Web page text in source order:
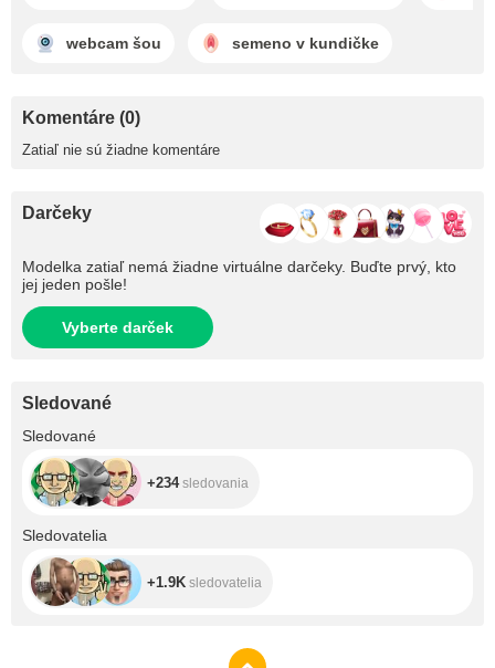
webcam šou semeno v kundičke
Komentáre (0)
Zatiaľ nie sú žiadne komentáre
Darčeky
Modelka zatiaľ nemá žiadne virtuálne darčeky. Buďte prvý, kto
jej jeden pošle!
Vyberte darček
Sledované
Sledované
+234sledovania
Sledovatelia
+1.9K sledovatelia